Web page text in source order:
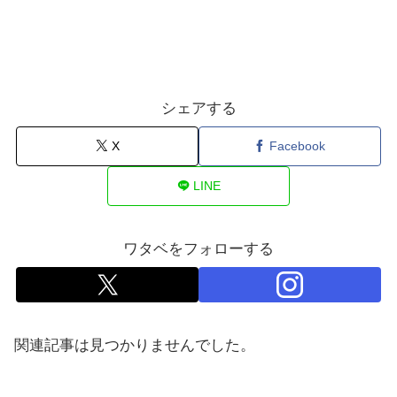
シェアする
X Facebook
LINE
ワタベをフォローする
関連記事は見つかりませんでした。